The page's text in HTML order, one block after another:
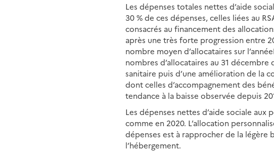
Les dépenses totales nettes d’aide
30 % de ces dépenses, celles liées au
consacrés au financement des
après une très forte progression entre
nombre moyen d’allocataires sur l’année
nombres d’allocataires au 31 décembre
sanitaire puis d’une amélioration de la
dont celles d’accompagnement des
tendance à la baisse observée depuis
Les dépenses nettes d’aide sociale aux
comme en 2020. L’allocation
dépenses est à rapprocher de la légère
l’hébergement.